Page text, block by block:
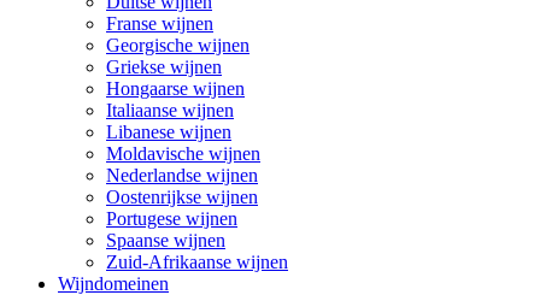
Franse wijnen
Georgische wijnen
Griekse wijnen
Hongaarse wijnen
Italiaanse wijnen
Libanese wijnen
Moldavische wijnen
Nederlandse wijnen
Oostenrijkse wijnen
Portugese wijnen
Spaanse wijnen
Zuid-Afrikaanse wijnen
Wijndomeinen